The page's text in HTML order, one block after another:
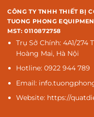
CÔNG TY TNHH THIẾT BỊ
TUONG PHONG
MST: 0110872758
Trụ Sở Chính: 4A1/274
Hoàng Mai, Hà Nội
Hotline: 0922 944 789
Email:
Website: https://